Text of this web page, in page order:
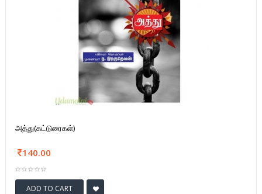
அத்து(கட்டுரைகள்)
140.00
ADD TO CART